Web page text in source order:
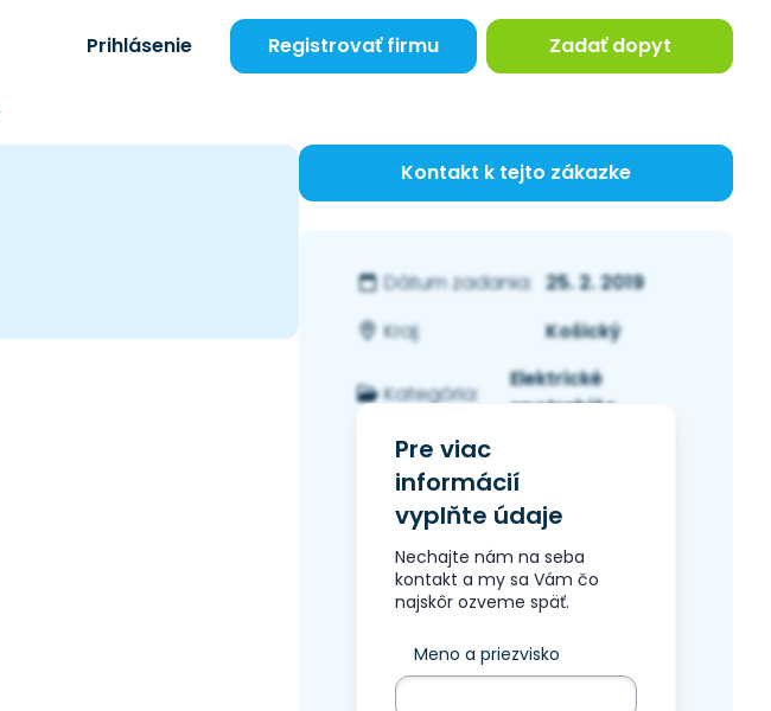
Prihlásenie Registrovať firmu Zadať dopyt
Kontakt k tejto zákazke
Dátum zadania: 25. 2. 2019
Kraj:
Košický
Kategória:
Elektrické
spotrebiče
Pre viac
informácií
vyplňte údaje
Nechajte nám na seba
kontakt a my sa Vám čo
najskôr ozveme späť.
Meno a priezvisko